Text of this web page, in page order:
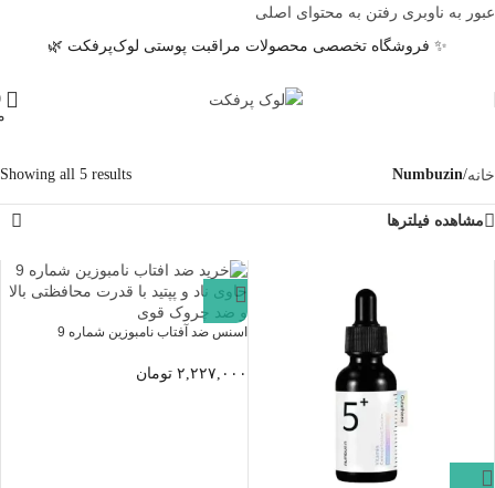
عبور به ناوبری رفتن به محتوای اصلی
✨ فروشگاه تخصصی محصولات مراقبت پوستی لوک‌پرفکت 🌿
خانه/
Numbuzin
Showing all 5 results
مشاهده فیلترها
اسنس ضد آفتاب نامبوزین شماره 9
۲,۲۲۷,۰۰۰ تومان